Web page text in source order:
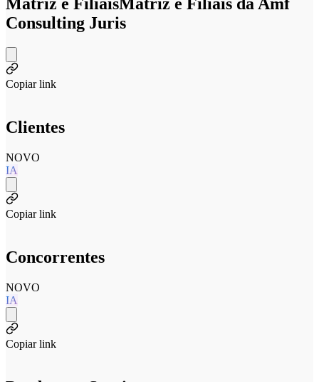
Matriz e FiliaisMatriz e Filiais da Amf
Consulting Juris
Copiar link
Clientes
NOVO
IA
Copiar link
Concorrentes
NOVO
IA
Copiar link